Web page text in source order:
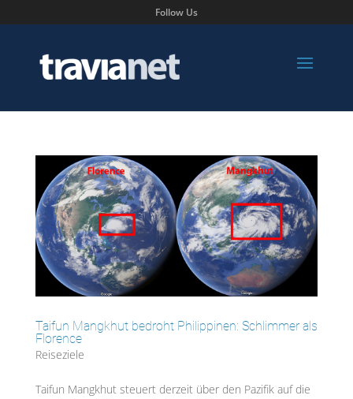
Follow Us
Taifun Mangkhut bedroht Philippinen: Schlimmer als
Florence
Reiseziele
Taifun Mangkhut steuert derzeit über den Pazifik auf die